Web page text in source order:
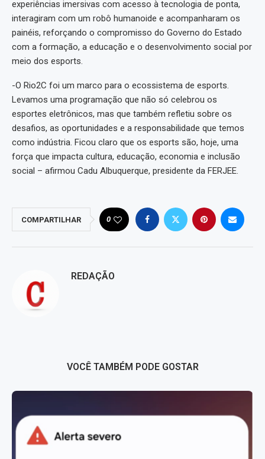
experiências imersivas com acesso à tecnologia de ponta,
interagiram com um robô humanoide e acompanharam os
painéis, reforçando o compromisso do Governo do Estado
com a formação, a educação e o desenvolvimento social por
meio dos esports.
-O Rio2C foi um marco para o ecossistema de esports.
Levamos uma programação que não só celebrou os
esportes eletrônicos, mas que também refletiu sobre os
desafios, as oportunidades e a responsabilidade que temos
como indústria. Ficou claro que os esports são, hoje, uma
força que impacta cultura, educação, economia e inclusão
social – afirmou Cadu Albuquerque, presidente da FERJEE.
COMPARTILHAR 0
REDAÇÃO
VOCÊ TAMBÉM PODE GOSTAR